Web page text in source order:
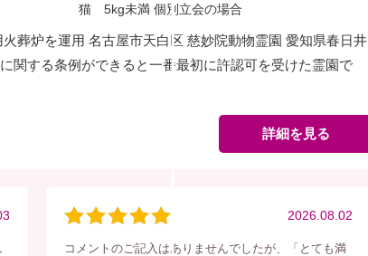
猫 5kg未満 個別立会の場合
葬炉を運用 名古屋市天白区 慈妙院動物霊園 愛知県春日井
関する条例ができると一番最初に許認可を受けた霊園で
詳細を見る
2026.08.02
コメントのご記入はありませんでしたが、「とても満